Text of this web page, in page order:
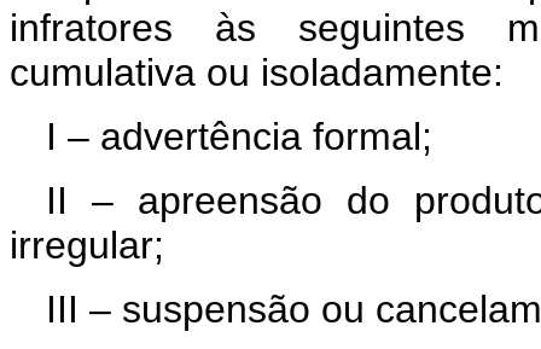
infratores às seguintes
cumulativa ou isoladamente:
I – advertência formal;
II – apreensão do
irregular;
III – suspensão ou